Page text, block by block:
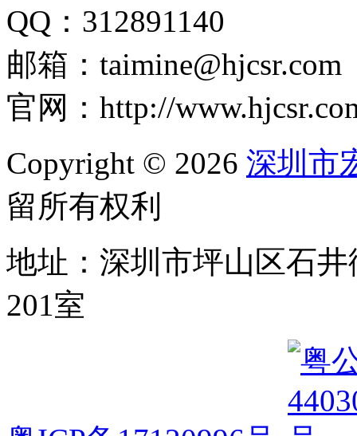
QQ：312891140
邮箱：taimine@hjcsr.com
官网：http://
Copyright © 2026 深圳市
留所有权利
地址：深圳市坪山区石
201室